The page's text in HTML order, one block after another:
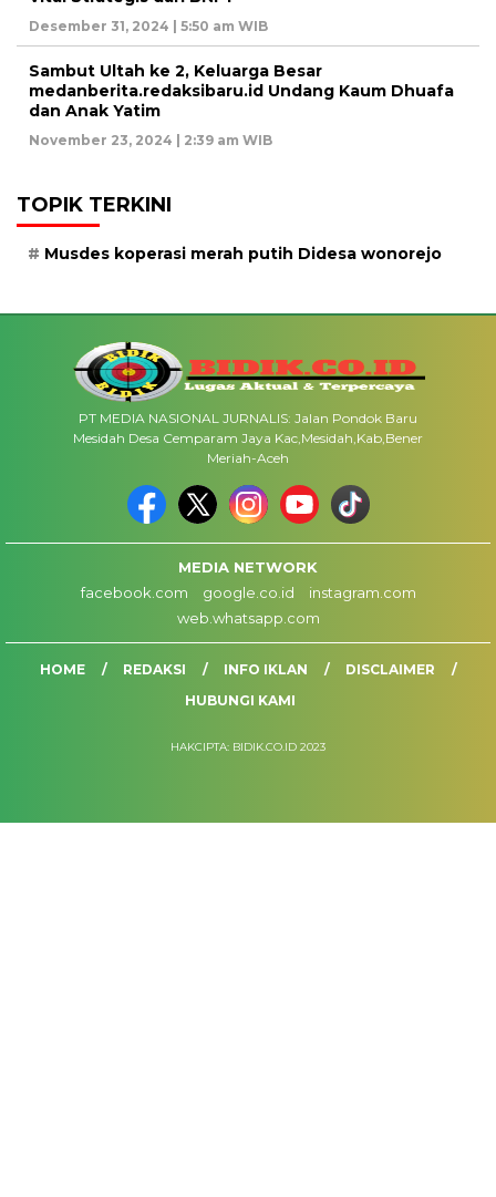
Desember 31, 2024 | 5:50 am WIB
Sambut Ultah ke 2, Keluarga Besar
medanberita.redaksibaru.id Undang Kaum Dhuafa
dan Anak Yatim
November 23, 2024 | 2:39 am WIB
TOPIK TERKINI
Musdes koperasi merah putih Didesa wonorejo
PT MEDIA NASIONAL JURNALIS: Jalan Pondok Baru
Mesidah Desa Cemparam Jaya Kac,Mesidah,Kab,Bener
Meriah-Aceh
MEDIA NETWORK
facebook.com
google.co.id
instagram.com
web.whatsapp.com
HOME REDAKSI INFO IKLAN
DISCLAIMER
HUBUNGI KAMI
HAKCIPTA: BIDIK.CO.ID 2023